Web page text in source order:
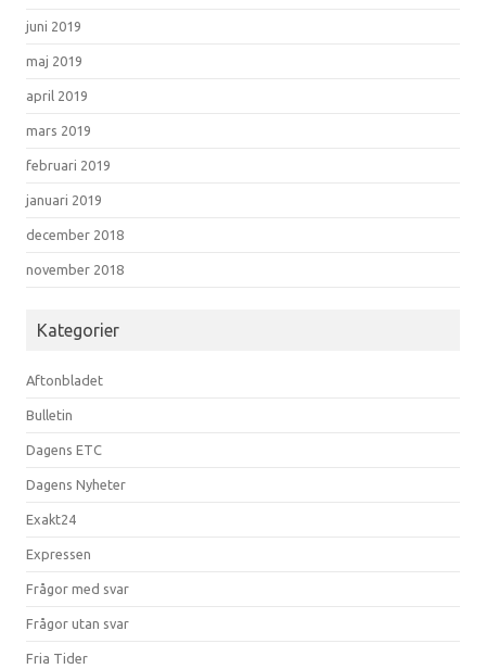
juni 2019
maj 2019
april 2019
mars 2019
februari 2019
januari 2019
december 2018
november 2018
Kategorier
Aftonbladet
Bulletin
Dagens ETC
Dagens Nyheter
Exakt24
Expressen
Frågor med svar
Frågor utan svar
Fria Tider